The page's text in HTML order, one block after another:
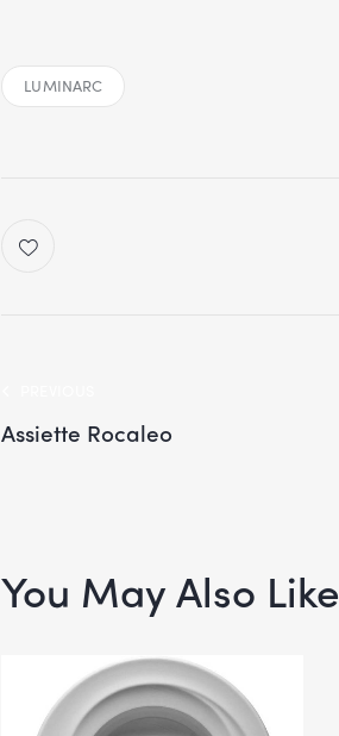
LUMINARC
Assiette Rocaleo
You May Also Like